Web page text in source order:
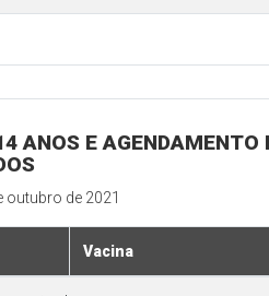
ANOS E
outubro de 2021
Vacina